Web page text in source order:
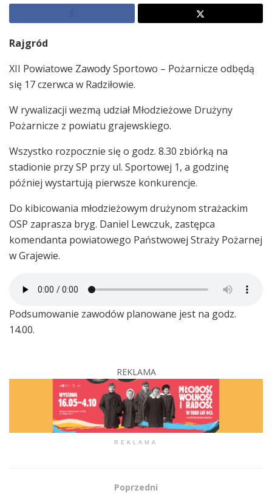
Rajgród
XII Powiatowe Zawody Sportowo – Pożarnicze odbędą
się 17 czerwca w Radziłowie.
W rywalizacji wezmą udział Młodzieżowe Drużyny
Pożarnicze z powiatu grajewskiego.
Wszystko rozpocznie się o godz. 8.30 zbiórką na
stadionie przy SP przy ul. Sportowej 1, a godzinę
później wystartują pierwsze konkurencje.
Do kibicowania młodzieżowym drużynom strażackim
OSP zaprasza bryg. Daniel Lewczuk, zastępca
komendanta powiatowego Państwowej Straży Pożarnej
w Grajewie.
Podsumowanie zawodów planowane jest na godz.
14.00.
REKLAMA
REKLAMA
Poprzedni